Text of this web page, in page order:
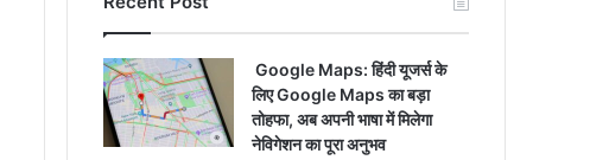
Google Maps: हिंदी यूजर्स के
लिए Google Maps का बड़ा
तोहफा, अब अपनी भाषा में मिलेगा
नेविगेशन का पूरा अनुभव